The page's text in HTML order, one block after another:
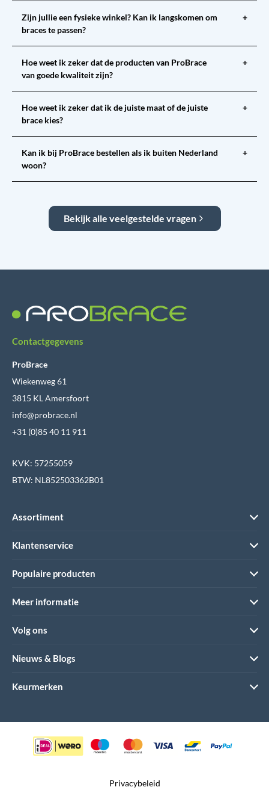
Zijn jullie een fysieke winkel? Kan ik langskomen om
braces te passen?
+
Hoe weet ik zeker dat de producten van ProBrace
van goede kwaliteit zijn?
+
Hoe weet ik zeker dat ik de juiste maat of de juiste
brace kies?
+
Kan ik bij ProBrace bestellen als ik buiten Nederland
woon?
+
Bekijk alle veelgestelde vragen
Contactgegevens
ProBrace
Wiekenweg 61
3815 KL Amersfoort
info@probrace.nl
+31 (0)85 40 11 911
KVK: 57255059
BTW: NL852503362B01
Assortiment
Klantenservice
Populaire producten
Meer informatie
Volg ons
Nieuws & Blogs
Keurmerken
Privacybeleid